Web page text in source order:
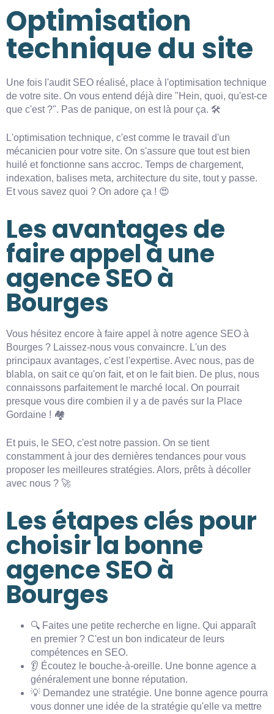
Optimisation
technique du site
Une fois l'audit SEO réalisé, place à l'optimisation technique
de votre site. On vous entend déjà dire "Hein, quoi, qu'est-ce
que c'est ?". Pas de panique, on est là pour ça. 🛠️
L'optimisation technique, c'est comme le travail d'un
mécanicien pour votre site. On s'assure que tout est bien
huilé et fonctionne sans accroc. Temps de chargement,
indexation, balises meta, architecture du site, tout y passe.
Et vous savez quoi ? On adore ça ! 😍
Les avantages de
faire appel à une
agence SEO à
Bourges
Vous hésitez encore à faire appel à notre agence SEO à
Bourges ? Laissez-nous vous convaincre. L'un des
principaux avantages, c'est l'expertise. Avec nous, pas de
blabla, on sait ce qu'on fait, et on le fait bien. De plus, nous
connaissons parfaitement le marché local. On pourrait
presque vous dire combien il y a de pavés sur la Place
Gordaine ! 🏘️
Et puis, le SEO, c'est notre passion. On se tient
constamment à jour des dernières tendances pour vous
proposer les meilleures stratégies. Alors, prêts à décoller
avec nous ? 🚀
Les étapes clés pour
choisir la bonne
agence SEO à
Bourges
🔍 Faites une petite recherche en ligne. Qui apparaît
en premier ? C'est un bon indicateur de leurs
compétences en SEO.
👂 Écoutez le bouche-à-oreille. Une bonne agence a
généralement une bonne réputation.
💡 Demandez une stratégie. Une bonne agence pourra
vous donner une idée de la stratégie qu'elle va mettre